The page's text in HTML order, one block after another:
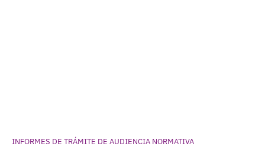
INFORMES DE TRÁMITE DE AUDIENCIA NORMATIVA